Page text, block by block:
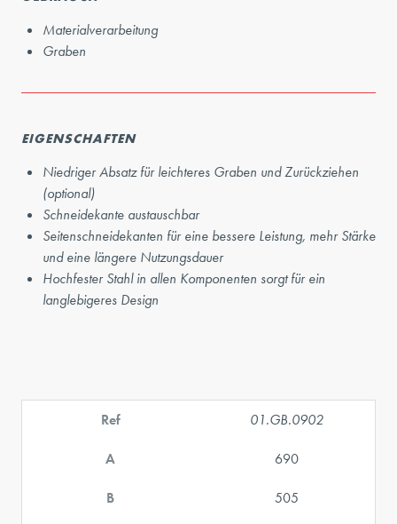
Materialverarbeitung
Graben
EIGENSCHAFTEN
Niedriger Absatz für leichteres Graben und Zurückziehen
(optional)
Schneidekante austauschbar
Seitenschneidekanten für eine bessere Leistung, mehr Stärke
und eine längere Nutzungsdauer
Hochfester Stahl in allen Komponenten sorgt für ein
langlebigeres Design
Ref 01.GB.0902
A 690
B 505